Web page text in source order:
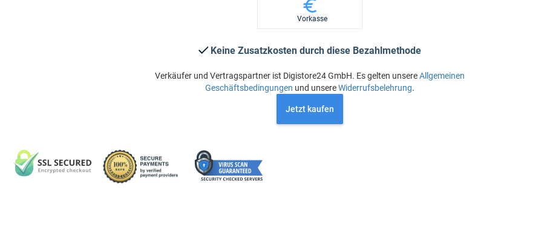
Vorkasse
Keine Zusatzkosten durch diese Bezahlmethode
Verkäufer und Vertragspartner ist Digistore24 GmbH. Es gelten unsereAllgemeinen
Geschäftsbedingungen und unsereWiderrufsbelehrung.
Jetzt kaufen